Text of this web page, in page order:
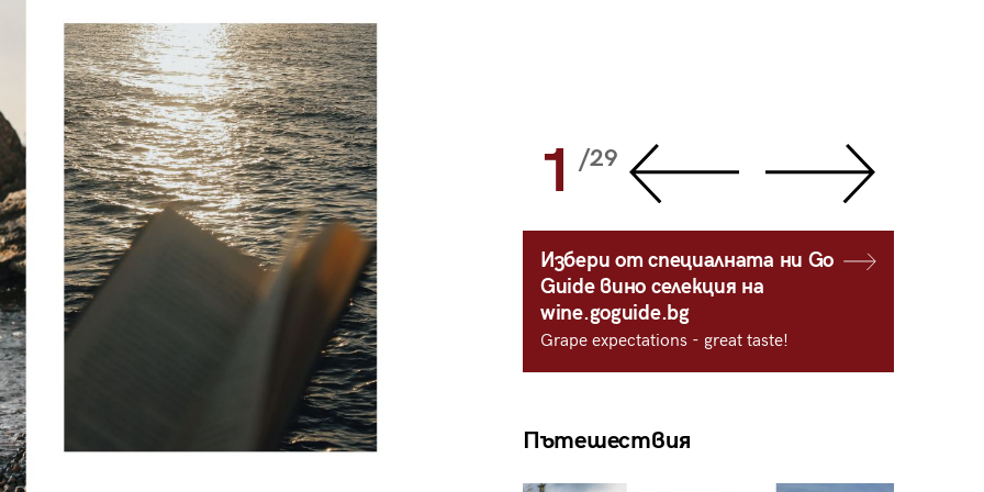
29/29 1 /29
Избери от специалната ни Go
Guide вино селекция на
wine.goguide.bg
Grape expectations - great taste!
Пътешествия